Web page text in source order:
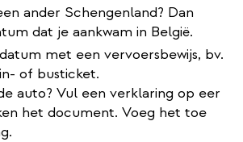
ander Schengenland? Dan
dat je aankwam in België.
met een vervoersbewijs, bv.
of busticket.
auto? Vul een verklaring op eer
het document. Voeg het toe